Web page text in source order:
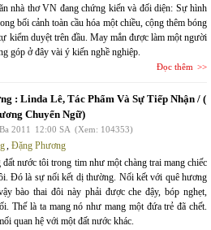
nhà thơ VN đang chứng kiến và đối diện: Sự hình
bối cảnh toàn cầu hóa một chiều, cộng thêm bóng
kiểm duyệt trên đầu. May mắn được làm một người
góp ở đây vài ý kiến nghề nghiệp.
Đọc thêm
: Linda Lê, Tác Phẩm Và Sự Tiếp Nhận / (
Chuyển Ngữ)
2011 12:00 SA (Xem: 104353)
, Đặng Phương
nước tôi trong tim như một chàng trai mang chiếc
Đó là sự nối kết dị thường. Nối kết với quê hương
bào thai đôi này phải được che đậy, bóp nghẹt,
Thế là ta mang nó như mang một đứa trẻ đã chết.
quan hệ với một đất nước khác.